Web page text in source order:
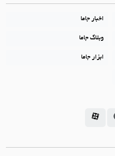
اخبار جاما
وبلاگ جاما
ابزار جاما
در لینکداین
سامانه جاما در تلگرام
سامانه جاما در آپارات